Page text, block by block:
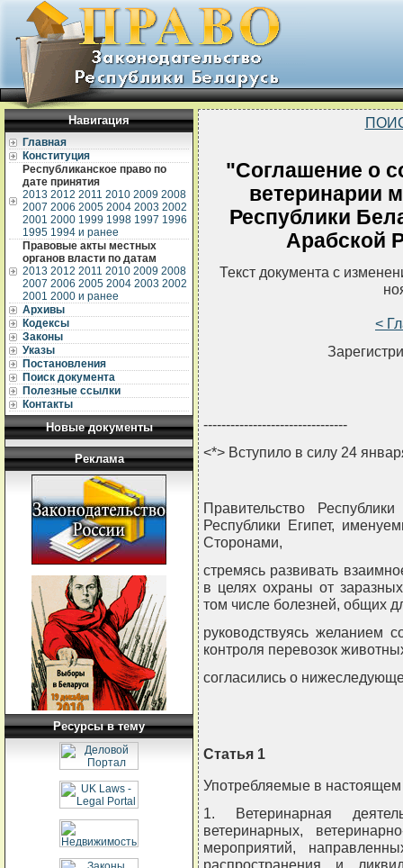
Навигация
Главная
Конституция
Республиканское право по
дате принятия
2013 2012 2011 2010 2009 2008
2007 2006 2005 2004 2003 2002
2001 2000 1999 1998 1997 1996
1995 1994 и ранее
Правовые акты местных
органов власти по датам
2013 2012 2011 2010 2009 2008
2007 2006 2005 2004 2003 2002
2001 2000 и ранее
Архивы
Кодексы
Законы
Указы
Постановления
Поиск документа
Полезные ссылки
Контакты
Новые документы
Реклама
Ресурсы в тему
"Соглашение о
ветеринарии
Республики
Арабской
Текст документа с
<
--------------------------------
<*> Вступило в силу 24
Правительство
Республики Египет,
Сторонами,
стремясь развивать
в целях охраны от
том числе болезней, общих
руководствуясь желанием
контроля перевозок
согласились о
Статья 1
Употребляемые в
1. Ветеринарная
ветеринарных,
мероприятий,
распространения и